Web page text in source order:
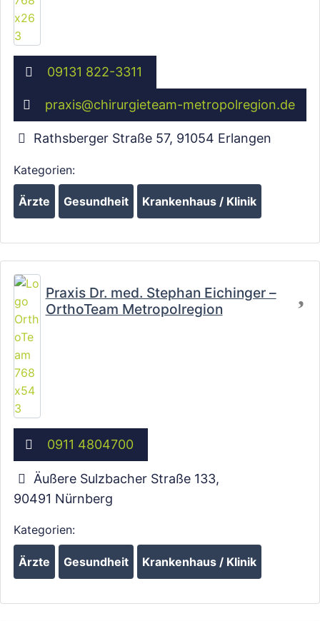
Wird geladen …
09131 822-3311
praxis@chirurgieteam-metropolregion.de
Rathsberger Straße 57, 91054 Erlangen
Kategorien:
Ärzte Gesundheit Krankenhaus / Klinik
Praxis Dr. med. Stephan Eichinger –
OrthoTeam Metropolregion
0911 4804700
Äußere Sulzbacher Straße 133,
90491 Nürnberg
Kategorien:
Ärzte Gesundheit Krankenhaus / Klinik